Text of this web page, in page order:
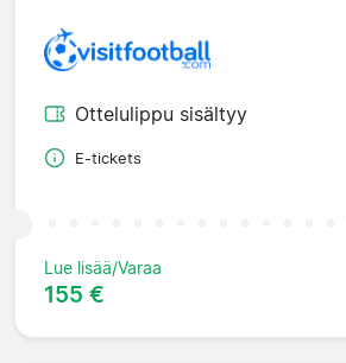
Ottelulippu sisältyy
E-tickets
Lue lisää/Varaa
155 €